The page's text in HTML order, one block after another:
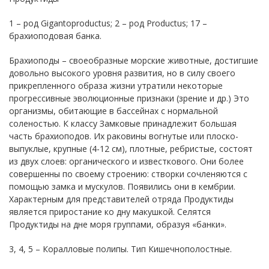
1 – род Gigantoproductus; 2 – род Productus; 17 –
брахиоподовая банка.
Брахиоподы – своеобразные морские животные, достигшие
довольно высокого уровня развития, но в силу своего
прикрепленного образа жизни утратили некоторые
прогрессивные эволюционные признаки (зрение и др.) Это
организмы, обитающие в бассейнах с нормальной
соленостью. К классу Замковые принадлежит большая
часть брахиоподов. Их раковины вогнутые или плоско-
выпуклые, крупные (4-12 см), плотные, ребристые, состоят
из двух слоев: органического и известкового. Они более
совершенны по своему строению: створки сочленяются с
помощью замка и мускулов. Появились они в кембрии.
Характерным для представителей отряда Продуктиды
является приростание ко дну макушкой. Селятся
Продуктиды на дне моря группами, образуя «банки».
3, 4, 5 – Коралловые полипы. Тип Кишечнополостные.